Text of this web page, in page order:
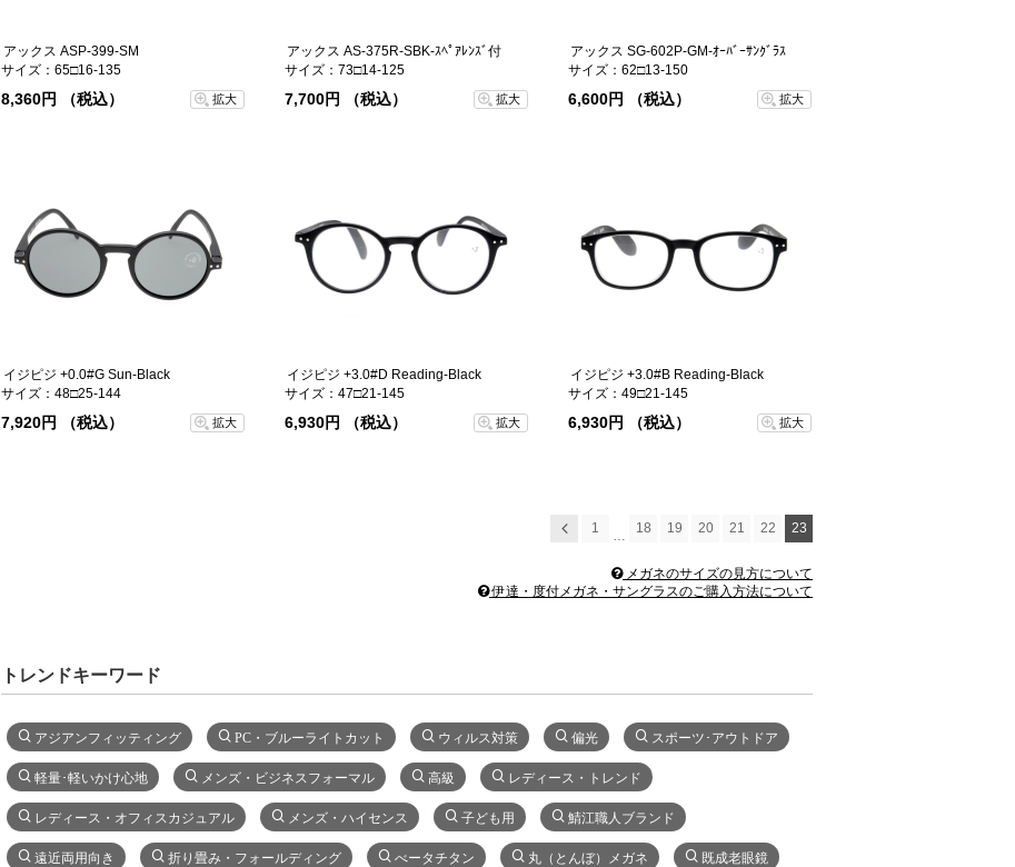
アックス ASP-399-SM
サイズ：65□16-135
8,360円 （税込） 拡大
アックス AS-375R-SBK-ｽﾍﾟｱﾚﾝｽﾞ付
サイズ：73□14-125
7,700円 （税込） 拡大
アックス SG-602P-GM-ｵｰﾊﾞｰｻﾝｸﾞﾗｽ
サイズ：62□13-150
6,600円 （税込） 拡大
イジピジ +0.0#G Sun-Black
サイズ：48□25-144
7,920円 （税込） 拡大
イジピジ +3.0#D Reading-Black
サイズ：47□21-145
6,930円 （税込） 拡大
イジピジ +3.0#B Reading-Black
サイズ：49□21-145
6,930円 （税込） 拡大
前へ
1 18 19 20 21 22 23
メガネのサイズの見方について
伊達・度付メガネ・サングラスのご購入方法について
トレンドキーワード
アジアンフィッティング PC・ブルーライトカット ウィルス対策 偏光 スポーツ･アウトドア
軽量･軽いかけ心地 メンズ・ビジネスフォーマル 高級 レディース・トレンド
レディース・オフィスカジュアル メンズ・ハイセンス 子ども用 鯖江職人ブランド
遠近両用向き 折り畳み・フォールディング べータチタン 丸（とんぼ）メガネ 既成老眼鏡